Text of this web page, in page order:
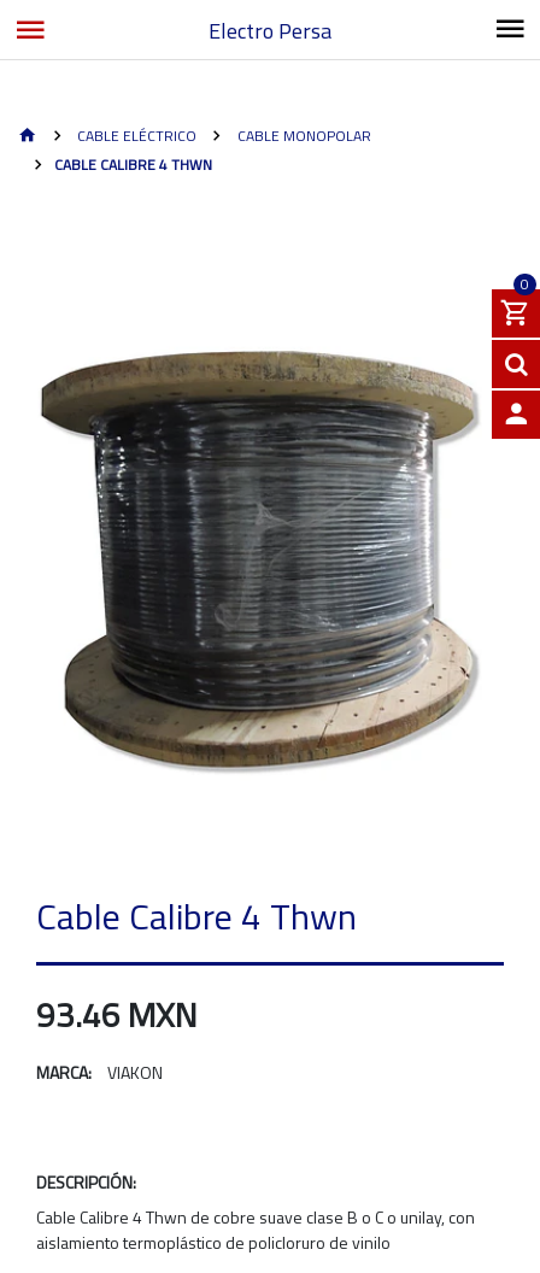
Electro Persa
0
CABLE ELÉCTRICO
CABLE MONOPOLAR
CABLE CALIBRE 4 THWN
Cable Calibre 4 Thwn
93.46 MXN
MARCA: VIAKON
DESCRIPCIÓN:
Cable Calibre 4 Thwn de cobre suave clase B o C o unilay, con
aislamiento termoplástico de policloruro de vinilo